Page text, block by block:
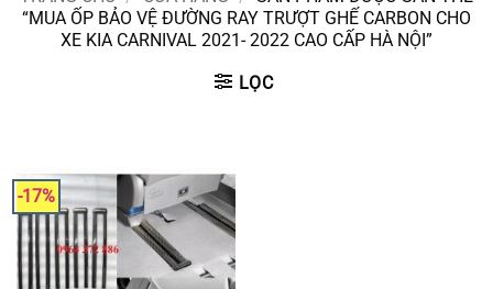
“MUA ỐP BẢO VỆ ĐƯỜNG RAY TRƯỢT GHẾ CARBON CHO
XE KIA CARNIVAL 2021- 2022 CAO CẤP HÀ NỘI”
LỌC
-17%